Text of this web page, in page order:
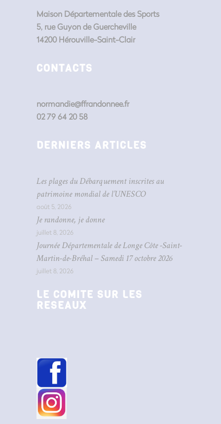
Maison Départementale des Sports
5, rue Guyon de Guercheville
14200 Hérouville-Saint-Clair
CONTACTS
normandie@ffrandonnee.fr
02 79 64 20 58
DERNIERS ARTICLES
Les plages du Débarquement inscrites au
patrimoine mondial de l’UNESCO
août 5, 2026
Je randonne, je donne
juillet 8, 2026
Journée Départementale de Longe Côte -Saint-
Martin-de-Bréhal – Samedi 17 octobre 2026
juillet 8, 2026
LE COMITE SUR LES
RESEAUX